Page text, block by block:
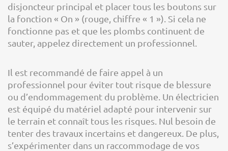
disjoncteur principal et placer tous les boutons sur
la fonction « On » (rouge, chiffre « 1 »). Si cela ne
fonctionne pas et que les plombs continuent de
sauter, appelez directement un professionnel.
Il est recommandé de faire appel à un
professionnel pour éviter tout risque de blessure
ou d’endommagement du problème. Un électricien
est équipé du matériel adapté pour intervenir sur
le terrain et connaît tous les risques. Nul besoin de
tenter des travaux incertains et dangereux. De plus,
s’expérimenter dans un raccommodage de vos